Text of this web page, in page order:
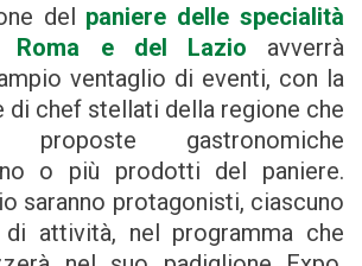
del paniere delle specialità
Roma e del Lazio avverrà
ventaglio di eventi, con la
di chef stellati della regione che
proposte gastronomiche
o più prodotti del paniere.
saranno protagonisti, ciascuno
attività, nel programma che